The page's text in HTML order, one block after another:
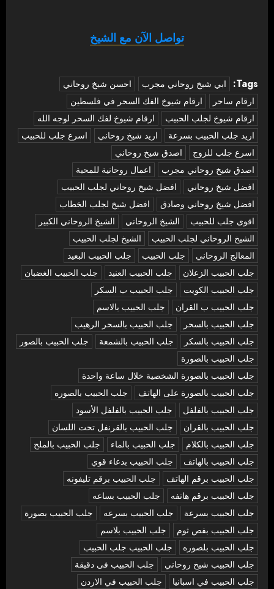
تواصل الآن مع الشيخ
Tags: ‏ابي شيخ روحاني مجرب
احسن شيخ روحاني
ارقام ساحر
ارقام شيوخ الفك السحر في فلسطين
ارقام شيوخ لجلب الحبيب
ارقام شيوخ لفك السحر لوجه الله
اريد جلب الحبيب بسرعة
اريد شيخ روحاني
اسرع جلب للحبيب
اسرع جلب للزوج
اصدق شيخ روحاني
اصدق شيخ روحاني مجرب
اعمال روحانية للمحبة
افضل شيخ روحاني
افضل شيخ روحاني لجلب الحبيب
افضل شيخ روحاني وصادق
افضل شيخ لجلب الخطاب
اقوى جلب للحبيب
الشيخ الروحاني
الشيخ الروحاني الكبير
الشيخ الروحاني لجلب الحبيب
الشيخ لجلب الحبيب
المعالج الروحاني
جلب الحبيب
جلب الحبيب البعيد
جلب الحبيب الزعلان
جلب الحبيب العنيد
جلب الحبيب الغضبان
جلب الحبيب الكويت
جلب الحبيب ب السكر
جلب الحبيب ب القران
جلب الحبيب بالاسم
جلب الحبيب بالسحر
جلب الحبيب بالسحر الرهيب
جلب الحبيب بالسكر
جلب الحبيب بالشمعة
جلب الحبيب بالصور
جلب الحبيب بالصورة
جلب الحبيب بالصورة الشخصية خلال ساعة واحدة
جلب الحبيب بالصورة على الهاتف
جلب الحبيب بالصوره
جلب الحبيب بالفلفل
جلب الحبيب بالفلفل الأسود
جلب الحبيب بالقران
جلب الحبيب بالقرنفل تحت اللسان
جلب الحبيب بالكلام
جلب الحبيب بالماء
جلب الحبيب بالملح
جلب الحبيب بالهاتف
جلب الحبيب بدعاء قوي
جلب الحبيب برقم الهاتف
جلب الحبيب برقم تليفونه
جلب الحبيب برقم هاتفه
جلب الحبيب بساعه
جلب الحبيب بسرعة
جلب الحبيب بسرعه
جلب الحبيب بصورة
جلب الحبيب بفص ثوم
جلب الحبيب بلاسم
جلب الحبيب بلصوره
جلب الحبيب جلب الحبيب
جلب الحبيب شيخ روحاني
جلب الحبيب فى دقيقة
جلب الحبيب في اسبانيا
جلب الحبيب في الاردن